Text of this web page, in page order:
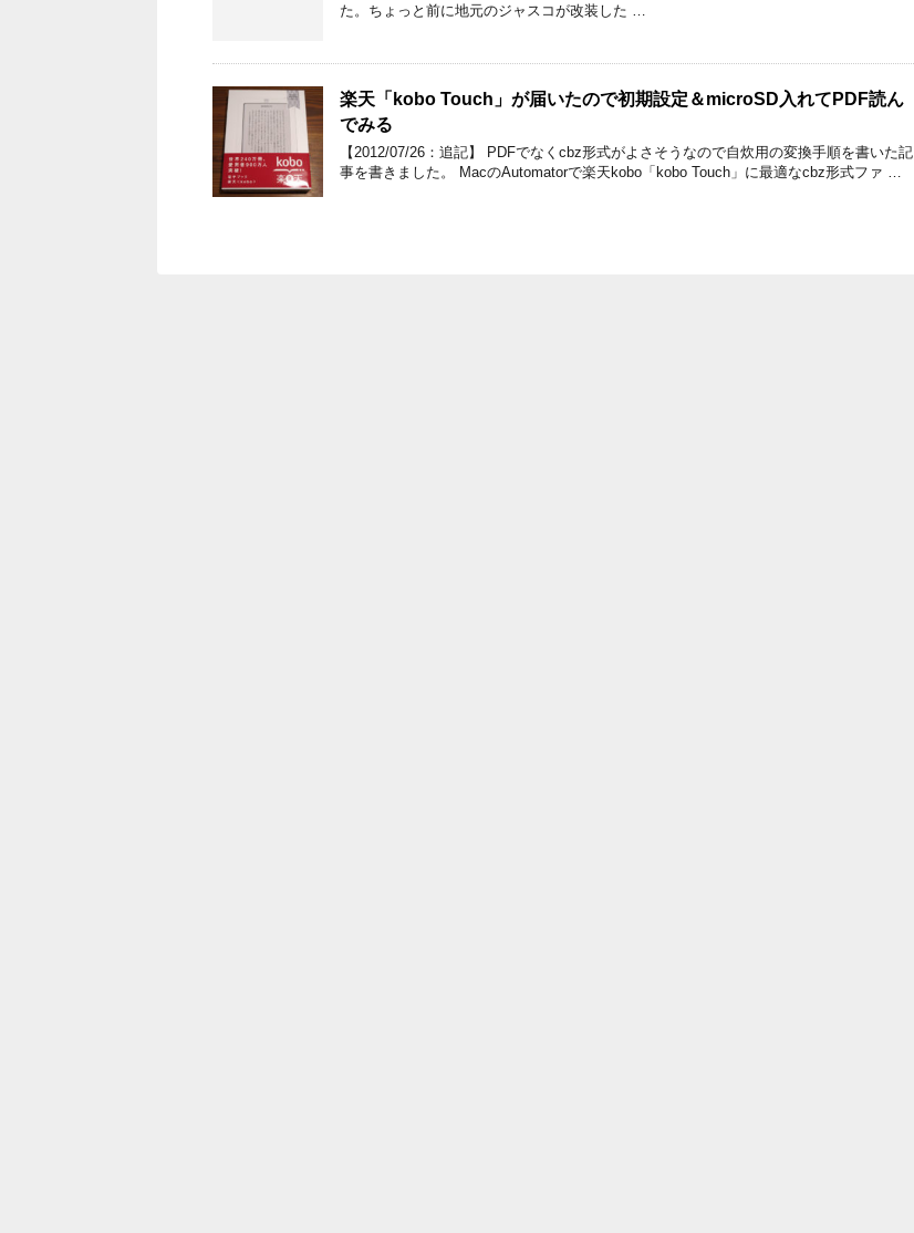
た。ちょっと前に地元のジャスコが改装した …
楽天「kobo Touch」が届いたので初期設定＆microSD入れてPDF読ん
でみる
【2012/07/26：追記】 PDFでなくcbz形式がよさそうなので自炊用の変換手順を書いた記
事を書きました。 MacのAutomatorで楽天kobo「kobo Touch」に最適なcbz形式ファ …